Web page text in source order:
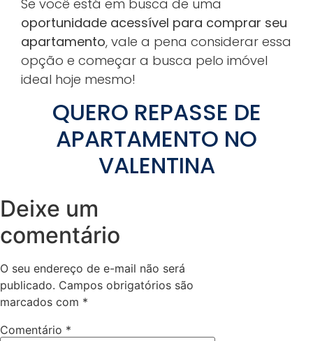
Se você está em busca de uma
oportunidade acessível para comprar seu
apartamento, vale a pena considerar essa
opção e começar a busca pelo imóvel
ideal hoje mesmo!
QUERO REPASSE DE
APARTAMENTO NO
VALENTINA
Deixe um
comentário
O seu endereço de e-mail não será
publicado. Campos obrigatórios são
marcados com *
Comentário *